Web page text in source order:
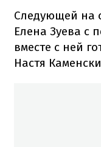
Следующей на
Елена Зуева с
вместе с ней
Настя